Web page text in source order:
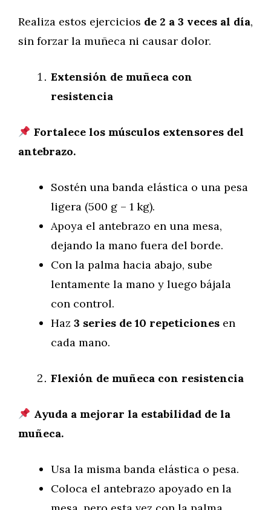
Realiza estos ejercicios de 2 a 3 veces al día,
sin forzar la muñeca ni causar dolor.
Extensión de muñeca con
resistencia
Fortalece los músculos extensores del
antebrazo.
Sostén una banda elástica o una pesa
ligera (500 g – 1 kg).
Apoya el antebrazo en una mesa,
dejando la mano fuera del borde.
Con la palma hacia abajo, sube
lentamente la mano y luego bájala
con control.
Haz 3 series de 10 repeticiones en
cada mano.
Flexión de muñeca con resistencia
Ayuda a mejorar la estabilidad de la
muñeca.
Usa la misma banda elástica o pesa.
Coloca el antebrazo apoyado en la